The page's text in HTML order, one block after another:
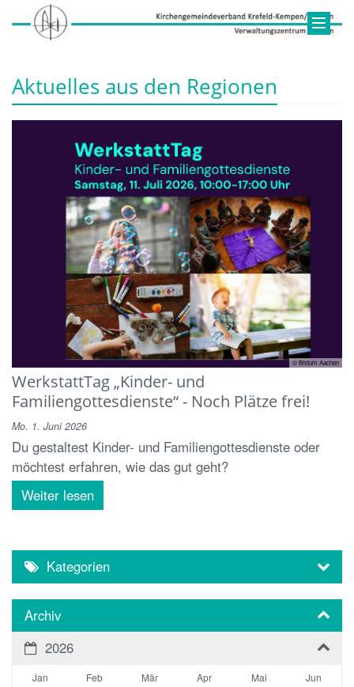
Aktuelles aus den Regionen
© Bistum Aachen
WerkstattTag „Kinder- und
Familiengottesdienste“ - Noch Plätze frei!
Mo. 1. Juni 2026
Du gestaltest Kinder- und Familiengottesdienste oder
möchtest erfahren, wie das gut geht?
Weiter lesen
Kategorien
Archiv
2026
Jan Feb Mär Apr Mai
Jun